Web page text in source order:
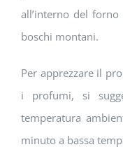
all’interno del
boschi montani.
Per apprezzare il
i profumi, si
temperatura
minuto a bassa